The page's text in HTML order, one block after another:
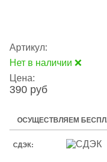
Артикул:
Нет в наличии ❌
Цена:
390 руб
ОСУЩЕСТВЛЯЕМ
СДЭК: